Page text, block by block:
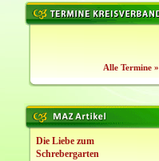
Alle Termine »
Die Liebe zum
Schrebergarten